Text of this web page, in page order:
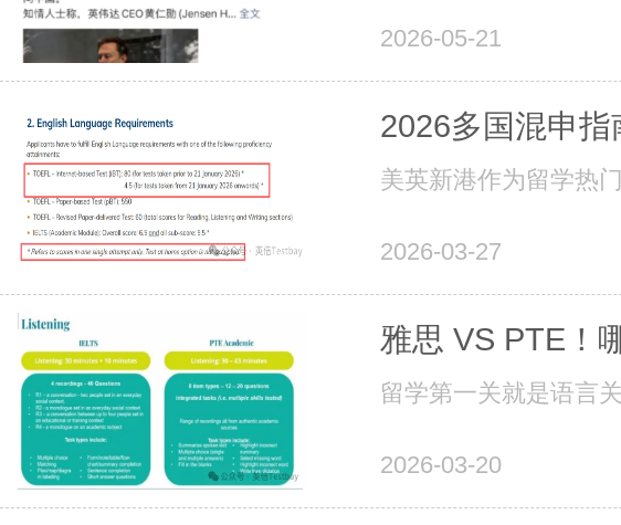
2026-05-21
2026多国混申
美英新港作为留学热
2026-03-27
雅思 VS PTE！
留学第一关就是语言
2026-03-20